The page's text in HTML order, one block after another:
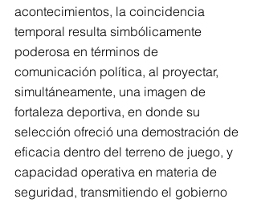
acontecimientos, la coincidencia
temporal resulta simbólicamente
poderosa en términos de
comunicación política, al proyectar,
simultáneamente, una imagen de
fortaleza deportiva, en donde su
selección ofreció una demostración de
eficacia dentro del terreno de juego, y
capacidad operativa en materia de
seguridad, transmitiendo el gobierno